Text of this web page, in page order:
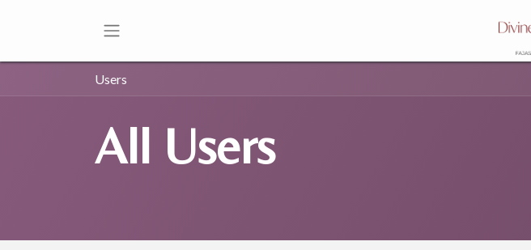
Users
All Users